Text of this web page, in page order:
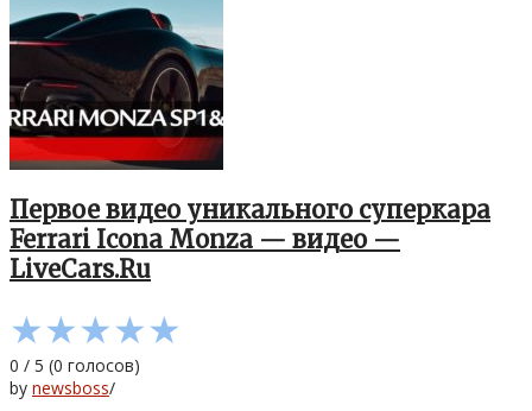
Первое видео уникального суперкара
Ferrari Icona Monza — видео —
LiveCars.Ru
★★★★★
0 / 5 (0 голосов)
by newsboss/